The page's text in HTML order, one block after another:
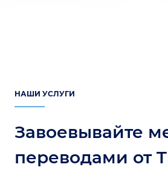
НАШИ УСЛУГИ
Завоевывайте
переводами от